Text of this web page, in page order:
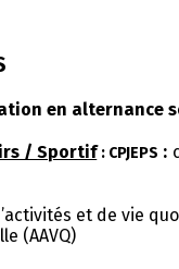
en alternance
/ Sportif: CPJEPS :
et de vie
(AAVQ)